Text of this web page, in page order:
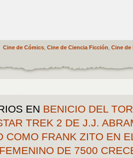
Cine de Cómics, Cine de Ciencia Ficción Cine de
EN BENICIO DEL
TREK 2 DE J.J.
COMO FRANK ZITO EN
DE 7500